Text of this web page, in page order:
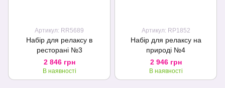
Артикул: RR5689
Набір для релаксу в
ресторані №3
2 846 грн
В наявності
Артикул: RP1852
Набір для релаксу на
природі №4
2 946 грн
В наявності